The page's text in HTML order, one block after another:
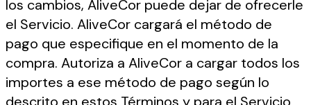
los cambios, AliveCor puede dejar de ofrecerle
el Servicio. AliveCor cargará el método de
pago que especifique en el momento de la
compra. Autoriza a AliveCor a cargar todos los
importes a ese método de pago según lo